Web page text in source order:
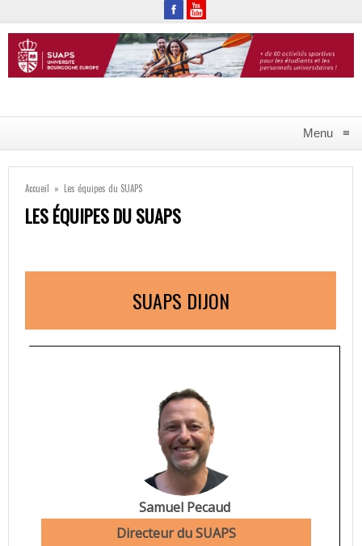
Menu ≡
Accueil » Les équipes du SUAPS
LES ÉQUIPES DU SUAPS
SUAPS DIJON
Samuel Pecaud
Directeur du SUAPS